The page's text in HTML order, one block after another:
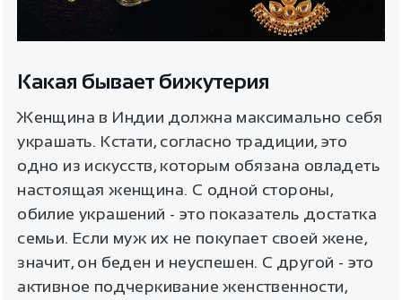
Какая бывает бижутерия
Женщина в Индии должна максимально себя
украшать. Кстати, согласно традиции, это
одно из искусств, которым обязана овладеть
настоящая женщина. С одной стороны,
обилие украшений - это показатель достатка
семьи. Если муж их не покупает своей жене,
значит, он беден и неуспешен. С другой - это
активное подчеркивание женственности,